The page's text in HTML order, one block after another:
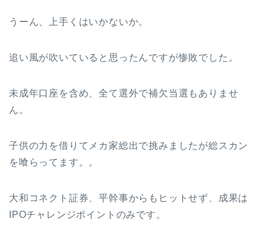
うーん、上手くはいかないか。
追い風が吹いていると思ったんですが惨敗でした。
未成年口座を含め、全て選外で補欠当選もありませ
ん。
子供の力を借りてメカ家総出で挑みましたが総スカン
を喰らってます。。
大和コネクト証券、平幹事からもヒットせず、成果は
IPOチャレンジポイントのみです。